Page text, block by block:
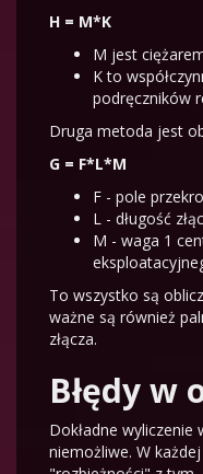
H = M*K
M jest
K to
podręczników
Druga metoda jest
G = F*L*M
F - pole
L - długość
M - waga 1
To wszystko są
ważne są również
złącza.
Błędy w
Dokładne
niemożliwe. W